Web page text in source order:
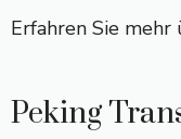
Erfahren Sie mehr
Peking